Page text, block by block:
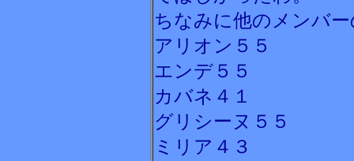
ちなみに他のメンバ
アリオン５５
エンデ５５
カバネ４１
グリシーヌ５５
ミリア４３